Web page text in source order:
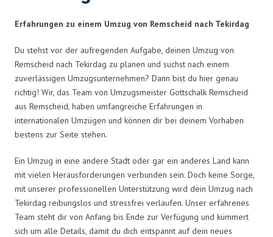
Erfahrungen zu einem Umzug von Remscheid nach Tekirdag
Du stehst vor der aufregenden Aufgabe, deinen Umzug von
Remscheid nach Tekirdag zu planen und suchst nach einem
zuverlässigen Umzugsunternehmen? Dann bist du hier genau
richtig! Wir, das Team von Umzugsmeister Gottschalk Remscheid
aus Remscheid, haben umfangreiche Erfahrungen in
internationalen Umzügen und können dir bei deinem Vorhaben
bestens zur Seite stehen.
Ein Umzug in eine andere Stadt oder gar ein anderes Land kann
mit vielen Herausforderungen verbunden sein. Doch keine Sorge,
mit unserer professionellen Unterstützung wird dein Umzug nach
Tekirdag reibungslos und stressfrei verlaufen. Unser erfahrenes
Team steht dir von Anfang bis Ende zur Verfügung und kümmert
sich um alle Details, damit du dich entspannt auf dein neues